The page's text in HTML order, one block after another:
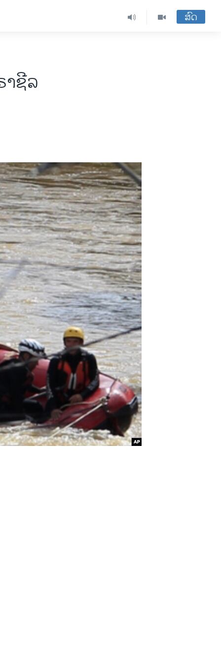
ສົດ
ຊີລ